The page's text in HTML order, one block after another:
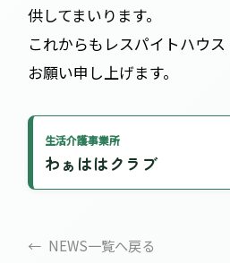
供してまいります。
これからもレスパイトハウ
お願い申し上げます。
生活介護事業所
わぁははクラブ
NEWS一覧へ戻る